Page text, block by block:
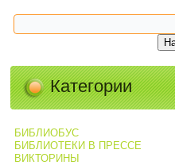
Категории
БИБЛИОБУС
БИБЛИОТЕКИ В ПРЕССЕ
ВИКТОРИНЫ